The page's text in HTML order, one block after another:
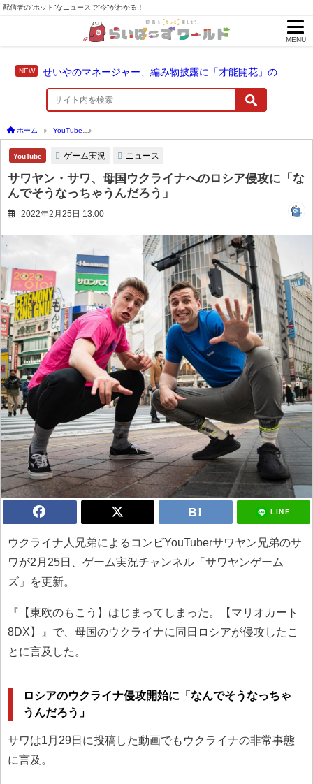
配信者の“ホット”なニュースで“今”がわかる！
MENU
せいやのマネージャー、編み物披露に「才能開花」の予感
ホーム YouTube
YouTube ゲーム実況 ニュース
サワヤン・サワ、母国ウクライナへのロシア侵攻に「な
んでそうなっちゃうんだろう」
2022年2月25日 13:00
LINE
ウクライナ人兄弟によるコンビYouTuberサワヤン兄弟のサ
ワが2月25日、ゲーム実況チャンネル「サワヤンゲーム
ズ」を更新。
『【東欧のもこう】はじまってしまった。【マリオカート
8DX】』で、母国のウクライナに同日ロシアが侵攻したこ
とに言及した。
ロシアのウクライナ侵攻開始に「なんでそうなっちゃ
うんだろう」
サワは1月29日に投稿した動画でもウクライナの非常事態
に言及。